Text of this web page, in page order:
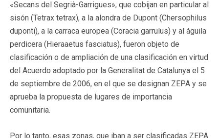
«Secans del Segrià-Garrigues», que cobijan en particular al
sisón (Tetrax tetrax), a la alondra de Dupont (Chersophilus
duponti), a la carraca europea (Coracia garrulus) y al águila
perdicera (Hieraaetus fasciatus), fueron objeto de
clasificación o de ampliación de una clasificación en virtud
del Acuerdo adoptado por la Generalitat de Catalunya el 5
de septiembre de 2006, en el que se designan ZEPA y se
aprueba la propuesta de lugares de importancia
comunitaria.
Por lo tanto, esas zonas, que iban a ser clasificadas ZEPA